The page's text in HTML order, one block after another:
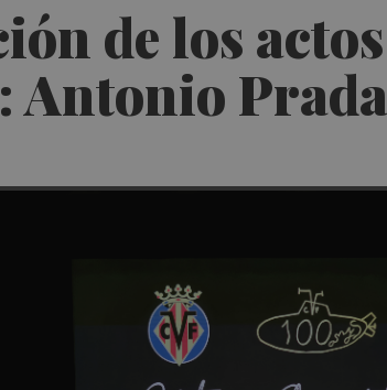
de los
Antonio